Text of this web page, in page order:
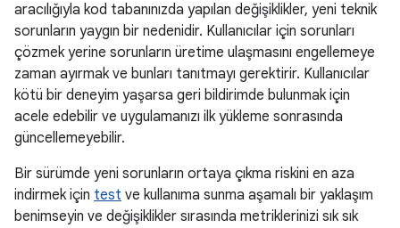
aracılığıyla kod tabanınızda yapılan değişiklikler, yeni teknik
sorunların yaygın bir nedenidir. Kullanıcılar için sorunları
çözmek yerine sorunların üretime ulaşmasını engellemeye
zaman ayırmak ve bunları tanıtmayı gerektirir. Kullanıcılar
kötü bir deneyim yaşarsa geri bildirimde bulunmak için
acele edebilir ve uygulamanızı ilk yükleme sonrasında
güncellemeyebilir.
Bir sürümde yeni sorunların ortaya çıkma riskini en aza
indirmek için test ve kullanıma sunma aşamalı bir yaklaşım
benimseyin ve değişiklikler sırasında metriklerinizi sık sık